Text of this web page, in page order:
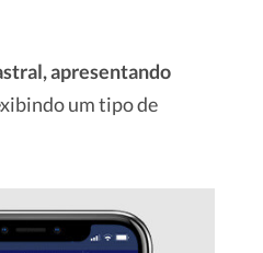
apresentando
um tipo de